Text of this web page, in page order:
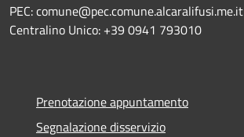
PEC: comune@pec.comune.alcaralifusi.me.it
Centralino Unico: +39 0941 793010
Prenotazione appuntamento
Segnalazione disservizio